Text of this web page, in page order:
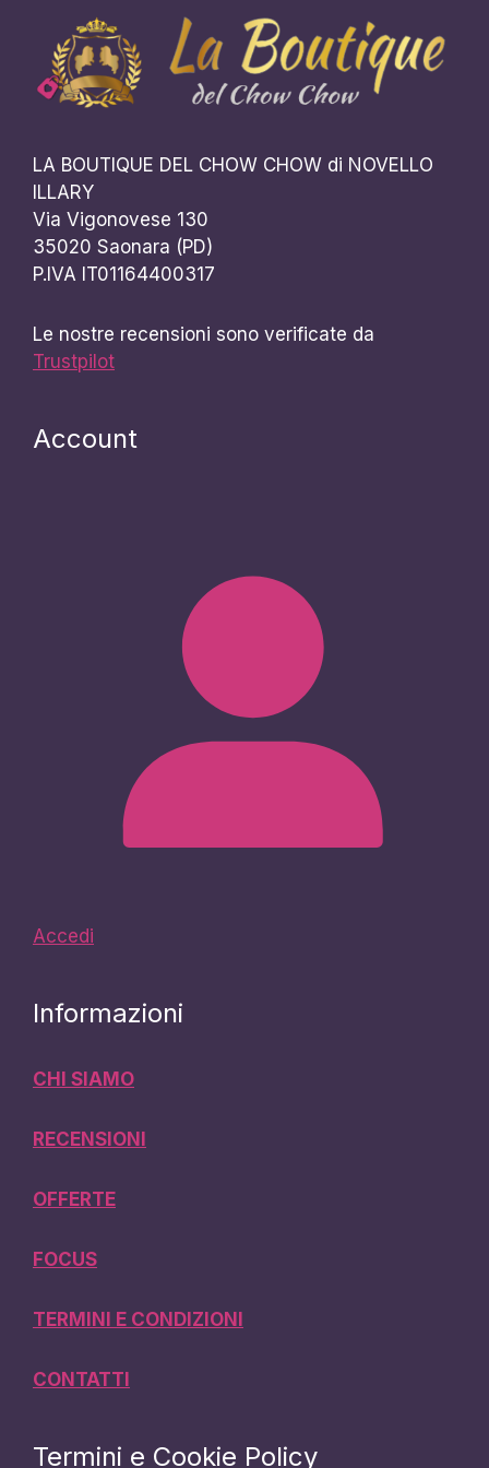
LA BOUTIQUE DEL CHOW CHOW di NOVELLO
ILLARY
Via Vigonovese 130
35020 Saonara (PD)
P.IVA IT01164400317
Le nostre recensioni sono verificate da
Trustpilot
Account
Accedi
Informazioni
CHI SIAMO
RECENSIONI
OFFERTE
FOCUS
TERMINI E CONDIZIONI
CONTATTI
Termini e Cookie Policy